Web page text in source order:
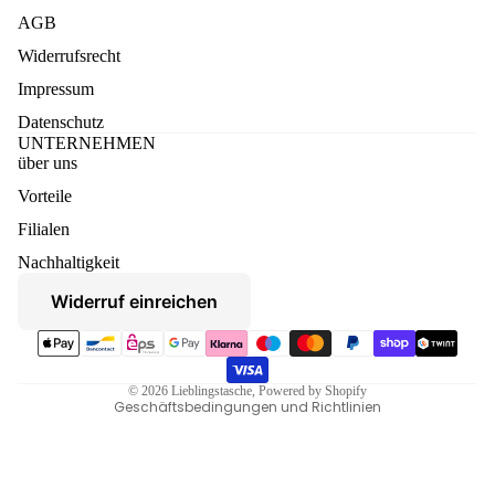
AGB
Widerrufsrecht
Impressum
Datenschutz
UNTERNEHMEN
über uns
Vorteile
Filialen
Nachhaltigkeit
Widerruf einreichen
Zahlungsmethoden
© 2026 Lieblingstasche , Powered by Shopify
Geschäftsbedingungen und Richtlinien
Kontaktinformationen